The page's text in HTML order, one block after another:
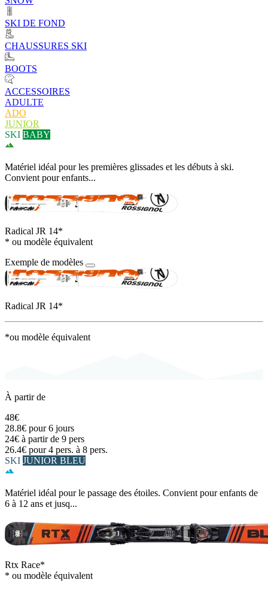
SKI DE FOND
CHAUSSURES SKI
BOOTS
ACCESSOIRES
ADULTE
ADO
JUNIOR
SKI BABY
Matériel idéal pour les premières glissades et les débuts à ski.
Convient pour enfants...
Radical JR 14*
* ou modèle équivalent
Exemple de modèles
Radical JR 14*
*ou modèle équivalent
À partir de
48€
28.8€ pour 6 jours
24€ à partir de 9 pers
26.4€ pour 4 pers. à 8 pers.
SKI JUNIOR BLEU
Matériel idéal pour le passage des étoiles. Convient pour enfants de
6 à 12 ans et jusq...
Rtx Race*
* ou modèle équivalent